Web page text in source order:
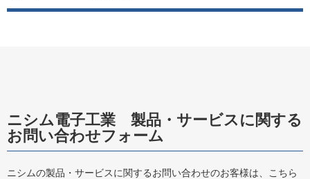
採用情報
お問い合わせ
ニシム電子工業　製品・サービスに関する
お問い合わせフォーム
ニシムの製品・サービスに関するお問い合わせのお客様は、こちら